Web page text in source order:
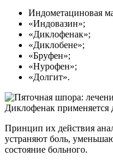
Индометациновая
«Индовазин»;
«Диклофенак»;
«Диклобене»;
«Бруфен»;
«Нурофен»;
«Долгит».
Диклофенак применяется
Принцип их действия
устраняют боль,
состояние больного.